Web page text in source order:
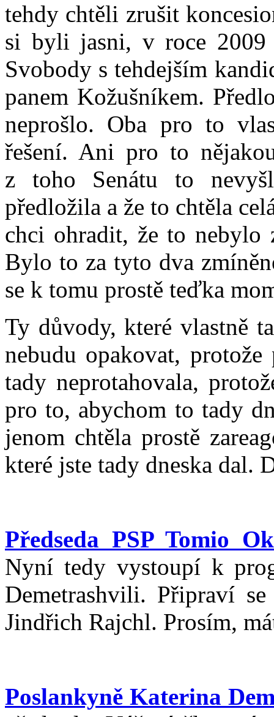
tehdy chtěli zrušit
si byli jasni, v roce 2009
Svobody s tehdejším
panem Kožušníkem.
neprošlo. Oba pro to
řešení. Ani pro to
z toho Senátu to
předložila a že to chtěla
chci ohradit, že to nebylo
Bylo to za tyto dva
se k tomu prostě teďka
Ty důvody, které vlastně
nebudu opakovat,
tady neprotahovala,
pro to, abychom to tady
jenom chtěla prostě
které jste tady dneska dal.
Předseda PSP Tomio
Nyní tedy vystoupí k
Demetrashvili. Připraví
Jindřich Rajchl. Prosím,
Poslankyně Katerina